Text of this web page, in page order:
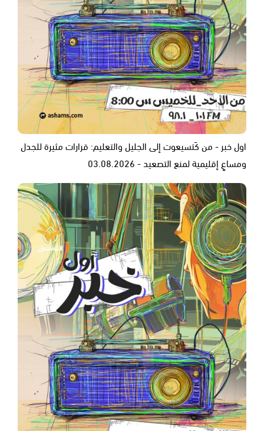
اول خبر - من كَتسيعوت إلى الجليل والتعليم: قرارات مثيرة للجدل
ومساعٍ إقليمية لمنع التصعيد - 03.08.2026